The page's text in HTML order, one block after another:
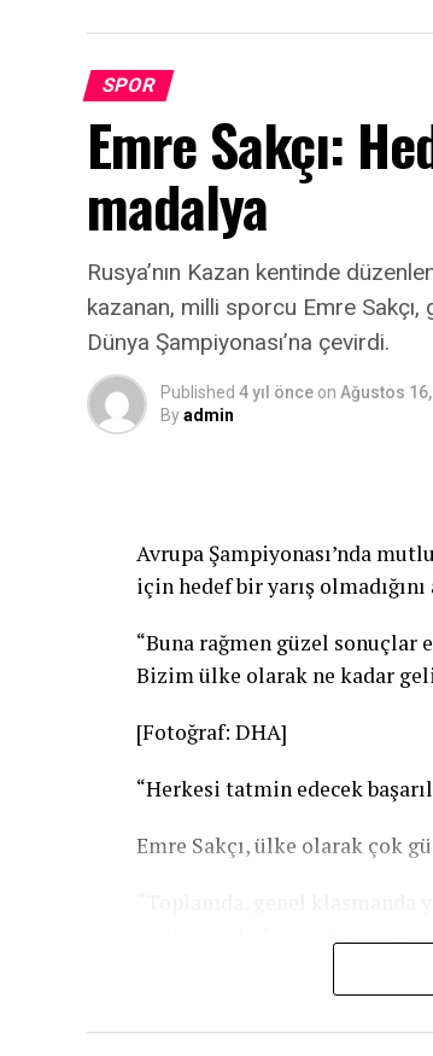
SPOR
Emre Sakçı:
madalya
Rusya’nın Kazan kentinde
kazanan, milli sporcu Emre Sakçı,
Dünya Şampiyonası’na çevirdi.
Published 4 yıl önce on Ağustos
Byadmin
Avrupa Şampiyonası’nda
için hedef bir yarış olmadığını
“Buna rağmen güzel sonuçlar
Bizim ülke olarak ne kadar
[Fotoğraf: DHA]
“Herkesi tatmin edecek
Emre Sakçı, ülke olarak çok
çalışmalarımız tam gaz
heyecanlıyız. Elimizden
kendi derecelerimi